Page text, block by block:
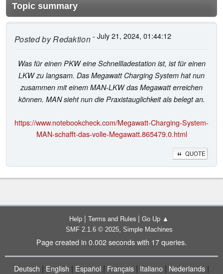
Topic summary
Posted byRedaktion- July 21, 2024, 01:44:12
Was für einen PKW eine Schnellladestation ist, ist für einen
LKW zu langsam. Das Megawatt Charging System hat nun
zusammen mit einem MAN-LKW das Megawatt erreichen
können. MAN sieht nun die Praxistauglichkeit als belegt an.
https://www.notebookcheck.com/Megawatt-Charging-System-
MAN-schafft-das-volle-Megawatt.865479.0.html
QUOTE
Help | Terms and Rules | Go Up ▲
SMF 2.1.6 © 2025, Simple Machines
Page created in 0.002 seconds with 17 queries.
Deutsch | English | Español | Français | Italiano | Nederlands |